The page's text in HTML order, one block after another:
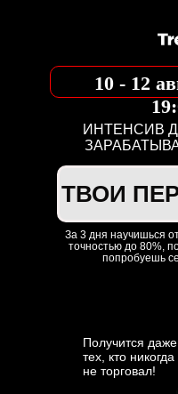
ИНТЕНСИВ
10 - 12
За 3 дня научишься
точностью до 80%,
попробуешь
Получится
тех, кто никогда
не торговал!
ТВОИ